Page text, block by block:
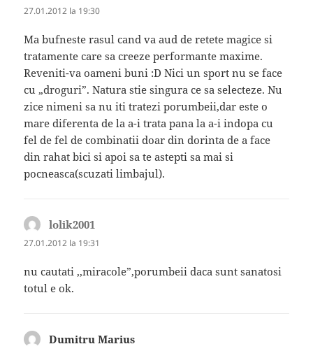
27.01.2012 la 19:30
Ma bufneste rasul cand va aud de retete magice si
tratamente care sa creeze performante maxime.
Reveniti-va oameni buni :D Nici un sport nu se face
cu „droguri”. Natura stie singura ce sa selecteze. Nu
zice nimeni sa nu iti tratezi porumbeii,dar este o
mare diferenta de la a-i trata pana la a-i indopa cu
fel de fel de combinatii doar din dorinta de a face
din rahat bici si apoi sa te astepti sa mai si
pocneasca(scuzati limbajul).
lolik2001
27.01.2012 la 19:31
nu cautati ,,miracole”,porumbeii daca sunt sanatosi
totul e ok.
Dumitru Marius